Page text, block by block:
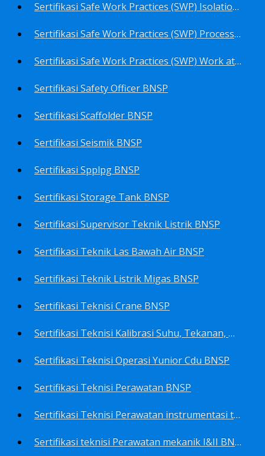
Sertifikasi Safe Work Practices (SWP) Isolation of Hazardous Energy BNSP
Sertifikasi Safe Work Practices (SWP) Process Overview and Awareness BNSP
Sertifikasi Safe Work Practices (SWP) Work at Height BNSP
Sertifikasi Safety Officer BNSP
Sertifikasi Scaffolder BNSP
Sertifikasi Seismik BNSP
Sertifikasi Spplpg BNSP
Sertifikasi Storage Tank BNSP
Sertifikasi Supervisor Teknik Listrik BNSP
Sertifikasi Teknik Las Bawah Air BNSP
Sertifikasi Teknik Listrik Migas BNSP
Sertifikasi Teknisi Crane BNSP
Sertifikasi Teknisi Kalibrasi Suhu, Tekanan, Densitas, Volume BNSP
Sertifikasi Teknisi Operasi Yunior Cdu BNSP
Sertifikasi Teknisi Perawatan BNSP
Sertifikasi Teknisi Perawatan instrumentasi tingkat I BNSP
Sertifikasi teknisi Perawatan mekanik I&II BNSP